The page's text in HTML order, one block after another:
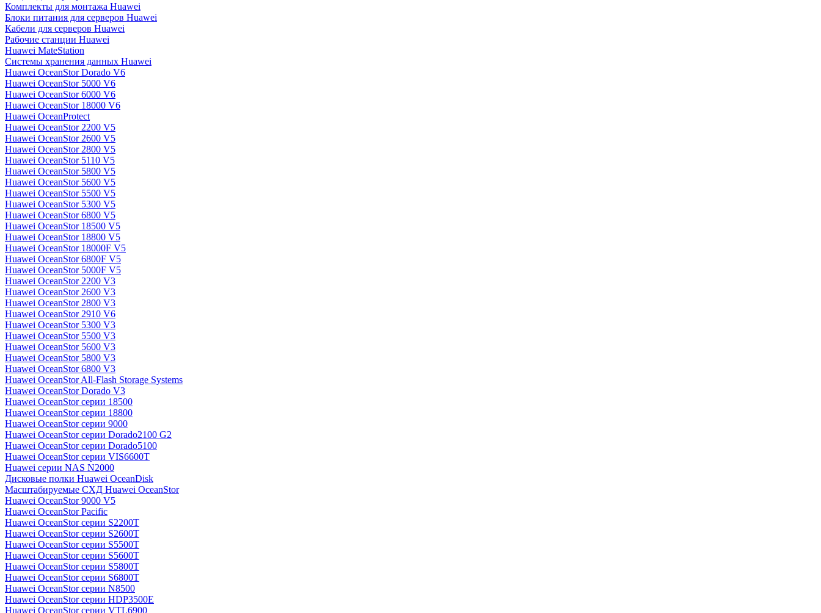
Комплекты для монтажа Huawei
Блоки питания для серверов Huawei
Кабели для серверов Huawei
Рабочие станции Huawei
Huawei MateStation
Системы хранения данных Huawei
Huawei OceanStor Dorado V6
Huawei OceanStor 5000 V6
Huawei OceanStor 6000 V6
Huawei OceanStor 18000 V6
Huawei OceanProtect
Huawei OceanStor 2200 V5
Huawei OceanStor 2600 V5
Huawei OceanStor 2800 V5
Huawei OceanStor 5110 V5
Huawei OceanStor 5800 V5
Huawei OceanStor 5600 V5
Huawei OceanStor 5500 V5
Huawei OceanStor 5300 V5
Huawei OceanStor 6800 V5
Huawei OceanStor 18500 V5
Huawei OceanStor 18800 V5
Huawei OceanStor 18000F V5
Huawei OceanStor 6800F V5
Huawei OceanStor 5000F V5
Huawei OceanStor 2200 V3
Huawei OceanStor 2600 V3
Huawei OceanStor 2800 V3
Huawei OceanStor 2910 V6
Huawei OceanStor 5300 V3
Huawei OceanStor 5500 V3
Huawei OceanStor 5600 V3
Huawei OceanStor 5800 V3
Huawei OceanStor 6800 V3
Huawei OceanStor All-Flash Storage Systems
Huawei OceanStor Dorado V3
Huawei OceanStor серии 18500
Huawei OceanStor серии 18800
Huawei OceanStor серии 9000
Huawei OceanStor серии Dorado2100 G2
Huawei OceanStor серии Dorado5100
Huawei OceanStor серии VIS6600T
Huawei серии NAS N2000
Дисковые полки Huawei OceanDisk
Масштабируемые СХД Huawei OceanStor
Huawei OceanStor 9000 V5
Huawei OceanStor Pacific
Huawei OceanStor серии S2200T
Huawei OceanStor серии S2600T
Huawei OceanStor серии S5500T
Huawei OceanStor серии S5600T
Huawei OceanStor серии S5800T
Huawei OceanStor серии S6800T
Huawei OceanStor серии N8500
Huawei OceanStor серии HDP3500E
Huawei OceanStor серии VTL6900